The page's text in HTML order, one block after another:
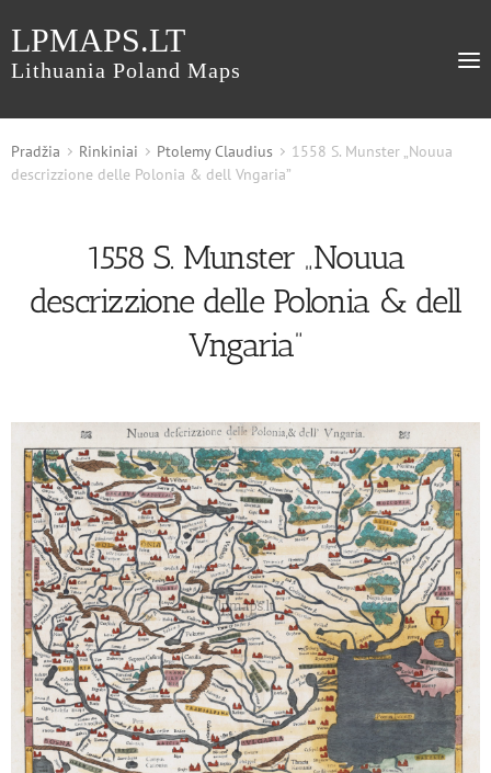
LPMAPS.LT
Lithuania Poland Maps
Pradžia Rinkiniai Ptolemy Claudius
1558 S. Munster „Nouua
descrizzione delle Polonia & dell Vngaria”
1558 S. Munster „Nouua
descrizzione delle Polonia & dell
Vngaria”